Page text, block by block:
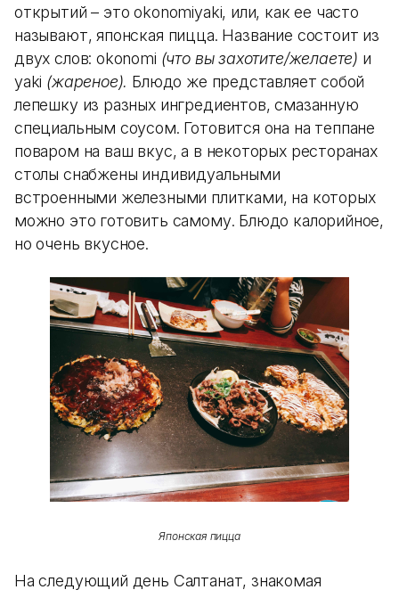
открытий – это okonomiyaki, или, как ее часто
называют, японская пицца. Название состоит из
двух слов: okonomi (что вы захотите/желаете) и
yaki (жареное). Блюдо же представляет собой
лепешку из разных ингредиентов, смазанную
специальным соусом. Готовится она на теппане
поваром на ваш вкус, а в некоторых ресторанах
столы снабжены индивидуальными
встроенными железными плитками, на которых
можно это готовить самому. Блюдо калорийное,
но очень вкусное.
Японская пицца
На следующий день Салтанат, знакомая